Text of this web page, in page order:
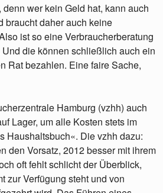
wer kein Geld hat, kann auch
braucht daher auch keine
ist so eine Verbraucherberatung
die können schließlich auch ein
Rat bezahlen. Eine faire Sache,
Hamburg (vzhh) auch
Lager, um alle Kosten stets im
Haushaltsbuch«. Die vzhh dazu:
den Vorsatz, 2012 besser mit ihrem
oft fehlt schlicht der Überblick,
zur Verfügung steht und von